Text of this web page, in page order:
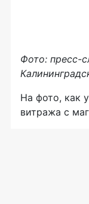
Фото: пресс-
На фото, как
витража с